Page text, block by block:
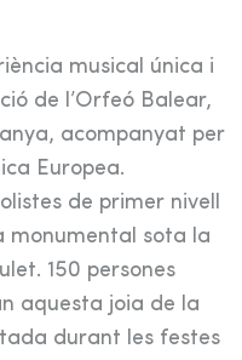
musical única i
de l’Orfeó Balear,
acompanyat per
Europea.
de primer nivell
monumental sota la
150 persones
aquesta joia de la
durant les festes